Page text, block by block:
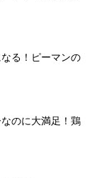
なる！ピーマンの
なのに大満足！鶏